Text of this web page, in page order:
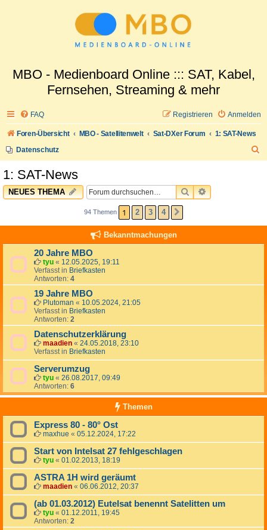
MBO - Medienboard Online ::: SAT, Kabel,
Fernsehen, Streaming & mehr
FAQ Anmelden
Registrieren
Foren-Übersicht MBO - Satellitenwelt Sat-DXer Forum
1: SAT-News
Datenschutz
1: SAT-News
NEUES THEMA SUCHEERWEITERTE
94 Themen 1 2 3 4
Bekanntmachungen
20 Jahre MBO
tyu « 12.05.2025, 19:11
Verfasst in Briefkasten
Antworten: 4
19 Jahre MBO
Plutoman « 10.05.2024, 21:05
Verfasst in Briefkasten
Antworten: 2
Datenschutzerklärung
maadien « 24.05.2018, 23:10
Verfasst in Briefkasten
Serverumzug
tyu « 26.08.2017, 09:49
Antworten: 6
Themen
Express 80 - 80° Ost
maxhue « 05.12.2024, 17:22
Start von Intelsat 27 fehlgeschlagen
tyu « 01.02.2013, 18:19
ASTRA 1H wird geräumt
maadien « 06.06.2012, 20:37
(ab 01.03.2012) Eutelsat benennt Satelitten um
tyu « 01.12.2011, 19:45
Antworten: 2